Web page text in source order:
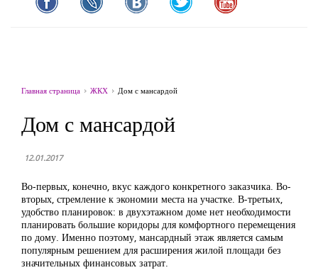
Главная страница ЖКХ Дом с мансардой
Дом с мансардой
12.01.2017
Во-первых, конечно, вкус каждого конкретного заказчика. Во-
вторых, стремление к экономии места на участке. В-третьих,
удобство планировок: в двухэтажном доме нет необходимости
планировать большие коридоры для комфортного перемещения
по дому. Именно поэтому, мансардный этаж является самым
популярным решением для расширения жилой площади без
значительных финансовых затрат.